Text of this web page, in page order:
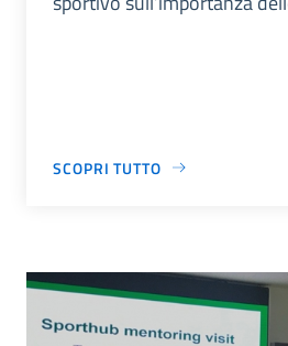
SCOPRI TUTTO